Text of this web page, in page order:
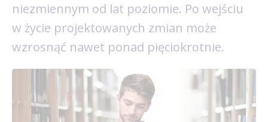
niezmiennym od lat poziomie. Po wejściu
w życie projektowanych zmian może
wzrosnąć nawet ponad pięciokrotnie.